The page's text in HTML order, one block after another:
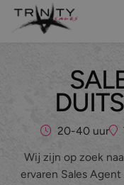
Leadgeneratie
Sales support
Maatwerk
Even
20-40 uur
Wij zijn op zoek
ervaren Sales